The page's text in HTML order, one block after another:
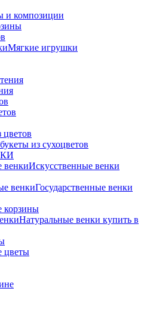
и композиции
Мягкие игрушки
из сухоцветов
венкиИскусственные венки
венкиГосударственные венки
корзины
Натуральные венки купить в
цветы